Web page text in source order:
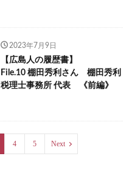
2023年7月9日
【広島人の履歴書】
File.10 棚田秀利さん 棚田秀利
税理士事務所 代表 《前編》
4 5 Next